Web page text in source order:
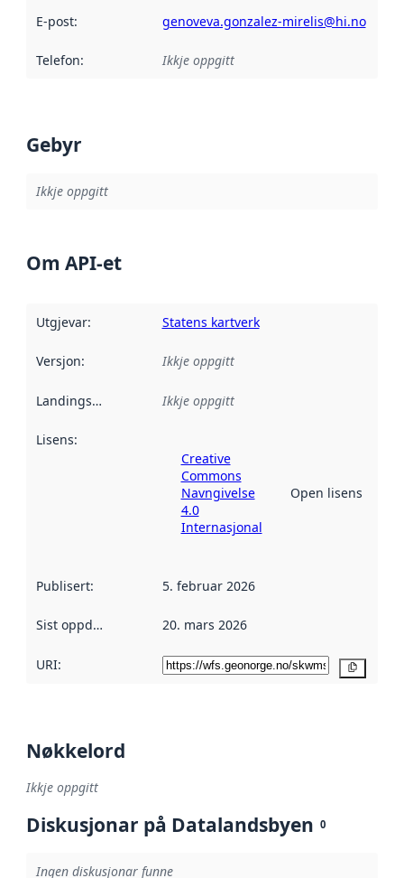
E-post: genoveva.gonzalez-mirelis@hi.no
Telefon: Ikkje oppgitt
Gebyr
Ikkje oppgitt
Om API-et
Utgjevar: Statens kartverk
Versjon: Ikkje oppgitt
Landingsside Ikkje oppgitt
Lisens:
Creative
Commons
Navngivelse
4.0
Internasjonal
Open lisens
Publisert: 5. februar 2026
Sist oppdatert 20. mars 2026
URI:
Nøkkelord
Ikkje oppgitt
Diskusjonar på Datalandsbyen 0
Ingen diskusjonar funne